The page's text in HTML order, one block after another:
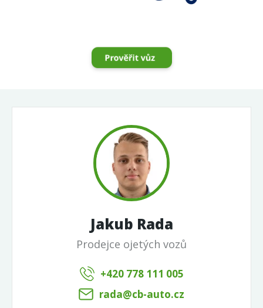
Jakub Rada
Prodejce ojetých vozů
+420 778 111 005
rada@cb-auto.cz